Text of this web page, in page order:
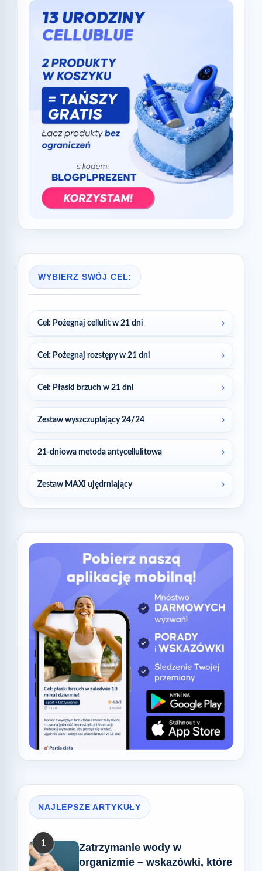
WYBIERZ SWÓJ CEL:
Cel: Pożegnaj cellulit w 21 dni
Cel: Pożegnaj rozstępy w 21 dni
Cel: Płaski brzuch w 21 dni
Zestaw wyszczuplający 24/24
21-dniowa metoda antycellulitowa
Zestaw MAXI ujędrniający
NAJLEPSZE ARTYKUŁY
1
Zatrzymanie wody w
organizmie – wskazówki, które